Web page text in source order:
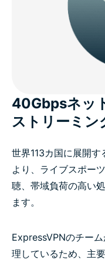
40Gbpsネッ
ストリーミン
世界113カ国に展開
より、ライブスポー
聴、帯域負荷の高い
ます。
ExpressVPNのチー
理しているため、主